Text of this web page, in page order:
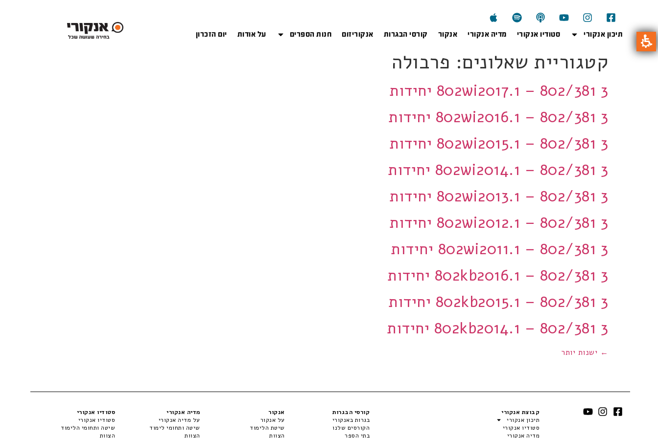
תיכון אנקורי סטודיו אנקורי מדיה אנקורי אנקור קורסי הבגרות אנקוריזום חנות הספרים על אודות יום הזכרון
קטגוריית שאלונים: פרבולה
802wi2017.1 – 802/381 3 יחידות
802wi2016.1 – 802/381 3 יחידות
802wi2015.1 – 802/381 3 יחידות
802wi2014.1 – 802/381 3 יחידות
802wi2013.1 – 802/381 3 יחידות
802wi2012.1 – 802/381 3 יחידות
802wi2011.1 – 802/381 3 יחידות
802kb2016.1 – 802/381 3 יחידות
802kb2015.1 – 802/381 3 יחידות
802kb2014.1 – 802/381 3 יחידות
← ישנות יותר
קבוצת אנקורי
תיכון אנקורי
סטודיו אנקורי
מדיה אנקורי
קורסי הבגרות
בגרות באנקורי
הקורסים שלנו
בתי הספר
אנקור
על אנקור
שיטת הלימוד
הצוות
מדיה אנקורי
על מדיה אנקורי
שיטה ותחומי לימוד
הצוות
סטודיו אנקורי
סטודיו אנקורי
שיטה ותחומי הלימוד
הצוות